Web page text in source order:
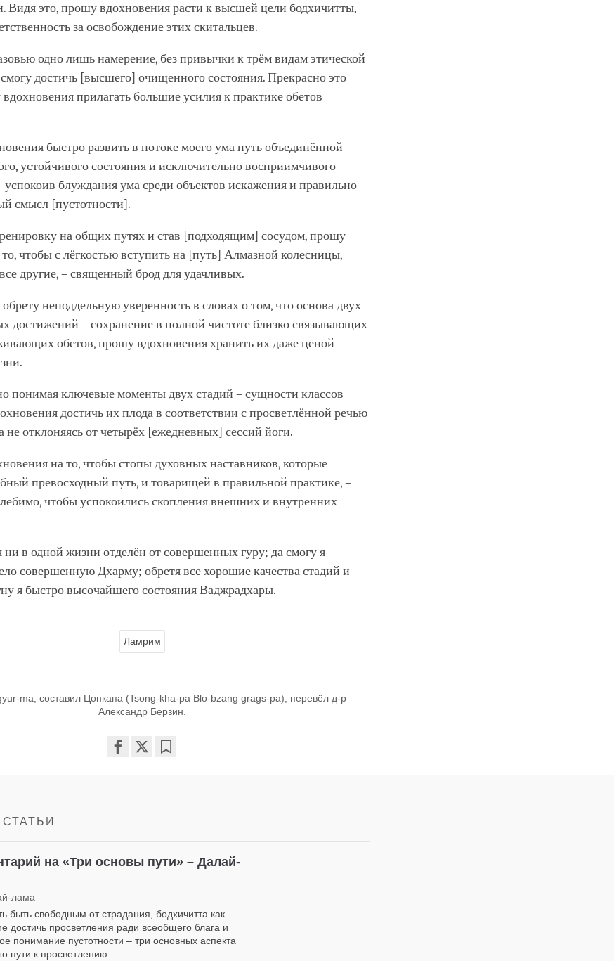
Видя это, прошу вдохновения расти к высшей цели бодхичитты,
за освобождение этих скитальцев.
одно лишь намерение, без привычки к трём видам этической
достичь [высшего] очищенного состояния. Прекрасно это
прилагать большие усилия к практике обетов
быстро развить в потоке моего ума путь объединённой
устойчивого состояния и исключительно восприимчивого
успокоив блуждания ума среди объектов искажения и правильно
смысл [пустотности].
на общих путях и став [подходящим] сосудом, прошу
чтобы с лёгкостью вступить на [путь] Алмазной колесницы,
другие, – священный брод для удачливых.
обрету неподдельную уверенность в словах о том, что основа двух
достижений – сохранение в полной чистоте близко связывающих
обетов, прошу вдохновения хранить их даже ценой
понимая ключевые моменты двух стадий – сущности классов
достичь их плода в соответствии с просветлённой речью
не отклоняясь от четырёх [ежедневных] сессий йоги.
на то, чтобы стопы духовных наставников, которые
превосходный путь, и товарищей в правильной практике, –
чтобы успокоились скопления внешних и внутренних
ни в одной жизни отделён от совершенных гуру; да смогу я
совершенную Дхарму; обретя все хорошие качества стадий и
я быстро высочайшего состояния Ваджрадхары.
Ламрим
ma, составил Цонкапа (Tsong-kha-pa Blo-bzang grags-pa), перевёл д-р
Александр Берзин.
на «Три основы пути» – Далай-
лама
быть свободным от страдания, бодхичитта как
достичь просветления ради всеобщего блага и
понимание пустотности – три основных аспекта
пути к просветлению.